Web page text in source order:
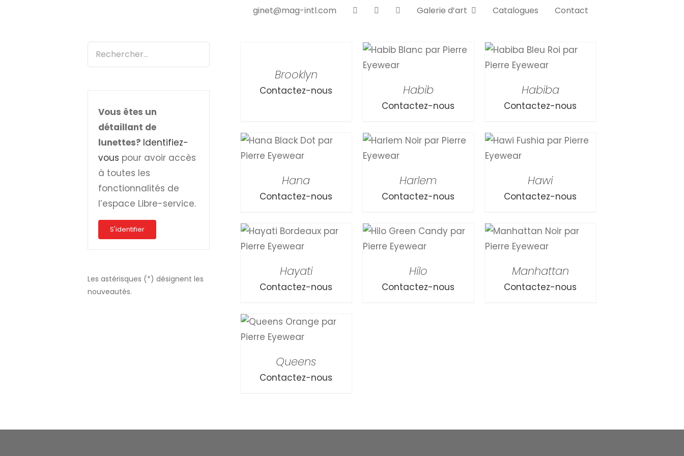
ginet@mag-intl.com Galerie d’art Catalogues Contact
Brooklyn
Contactez-nous Habib
Contactez-nous
Habiba
Contactez-nous
Hana
Contactez-nous
Harlem
Contactez-nous
Hawi
Contactez-nous
Hayati
Contactez-nous
Hilo
Contactez-nous
Manhattan
Contactez-nous
Queens
Contactez-nous
Vous êtes un
détaillant de
lunettes? Identifiez-
vous pour avoir accès
à toutes les
fonctionnalités de
l’espace Libre-service.
S'identifier
Les astérisques (*) désignent les
nouveautés.